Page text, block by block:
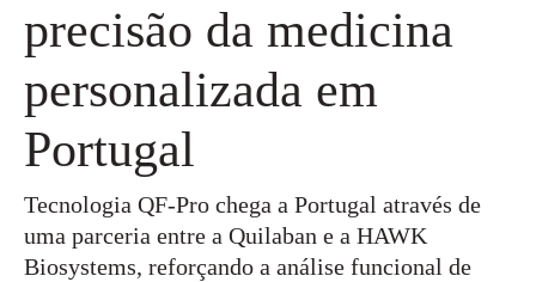
precisão da medicina
personalizada em
Portugal
Tecnologia QF-Pro chega a Portugal através de
uma parceria entre a Quilaban e a HAWK
Biosystems, reforçando a análise funcional de